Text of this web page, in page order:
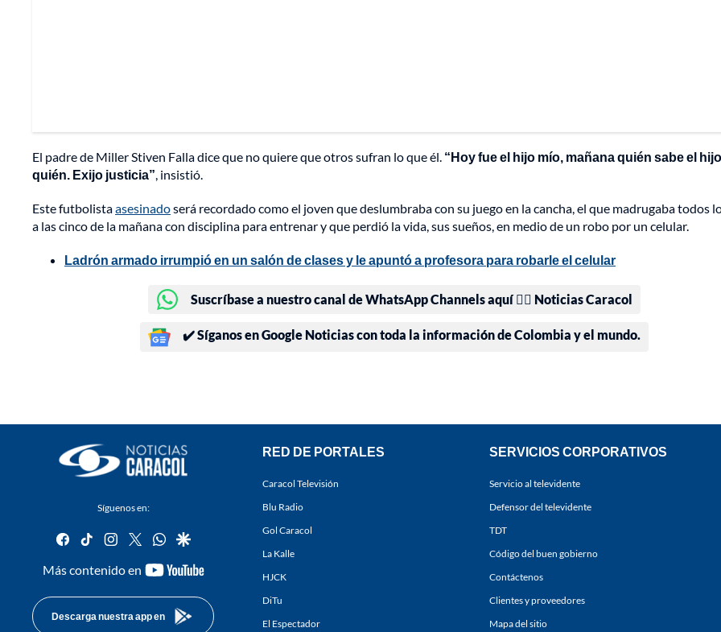
El padre de Miller Stiven Falla dice que no quiere que otros sufran lo que él. “Hoy fue el hijo mío, mañana quién sabe el
quién. Exijo justicia”, insistió.
Este futbolistaasesinadoserá recordado como el joven que deslumbraba con su juego en la cancha, el que madrugaba todos
a las cinco de la mañana con disciplina para entrenar y que perdió la vida, sus sueños, en medio de un robo por un celular.
Ladrón armado irrumpió en un salón de clases y le apuntó a profesora para robarle el celular
Suscríbase a nuestro canal de WhatsApp Channels aquí 👉🏻 Noticias Caracol
✔️ Síganos en Google Noticias con toda la información de Colombia y el mundo.
Síguenos en:
facebook
tiktok instagram
twitterwhatsapp
google
Más contenido en
youtube-
Descarga nuestra app en
RED DE PORTALES
Caracol Televisión
Blu Radio
Gol Caracol
La Kalle
HJCK
DiTu
El Espectador
SERVICIOS CORPORATIVOS
Servicio al televidente
Defensor del televidente
TDT
Código del buen gobierno
Contáctenos
Clientes y proveedores
Mapa del sitio